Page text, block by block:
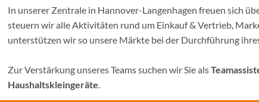
In unserer Zentrale in Hannover-Langenhagen freuen sich
steuern wir alle Aktivitäten rund um Einkauf & Vertrieb,
unterstützen wir so unsere Märkte bei der Durchführung
Zur Verstärkung unseres Teams suchen wir Sie als
Haushaltskleingeräte.